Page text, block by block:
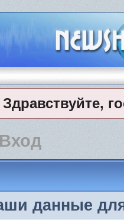
Здравствуйте,
данные